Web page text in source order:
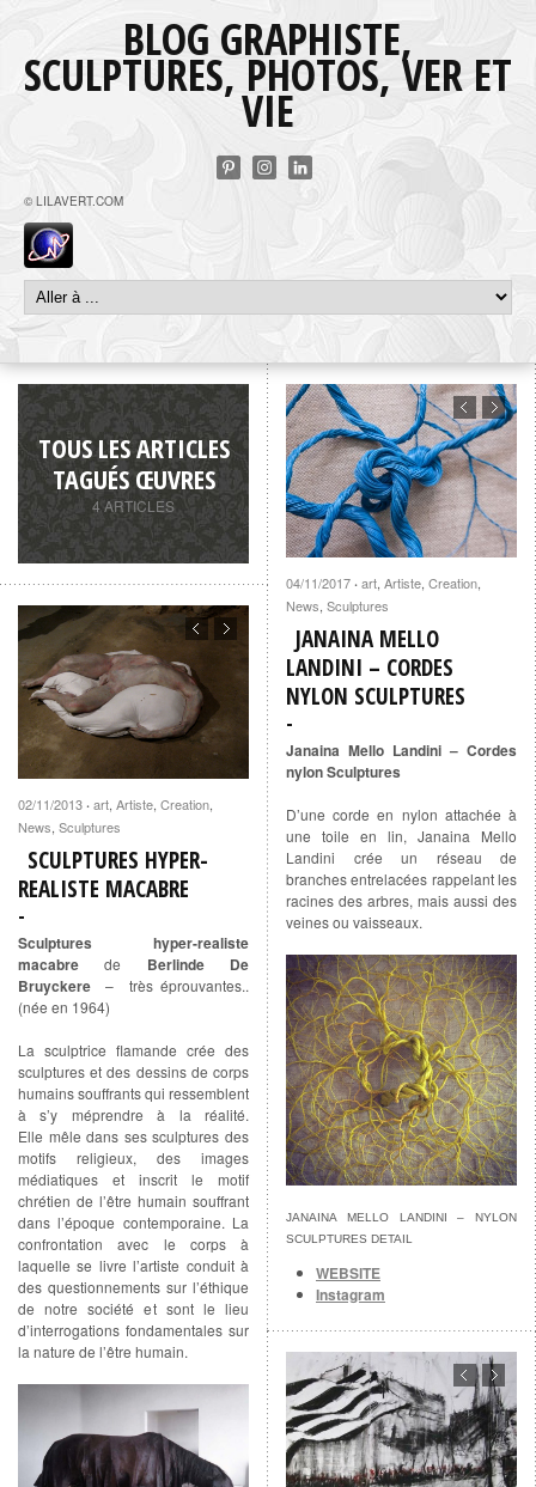
BLOG GRAPHISTE,
SCULPTURES, PHOTOS, VER ET
VIE
© LILAVERT.COM
TOUS LES ARTICLES
TAGUÉS ŒUVRES
4 ARTICLES
04/11/2017 · art, Artiste, Creation,
News, Sculptures
JANAINA MELLO
LANDINI – CORDES
NYLON SCULPTURES
Janaina Mello Landini – Cordes
nylon Sculptures
D’une corde en nylon attachée à
une toile en lin, Janaina Mello
Landini crée un réseau de
branches entrelacées rappelant les
racines des arbres, mais aussi des
veines ou vaisseaux.
JANAINA MELLO LANDINI – NYLON
SCULPTURES DETAIL
WEBSITE
Instagram
02/11/2013 · art, Artiste, Creation,
News, Sculptures
SCULPTURES HYPER-
REALISTE MACABRE
Sculptures hyper-realiste
macabre de Berlinde De
Bruyckere
–
très éprouvantes..
(née en 1964)
La sculptrice flamande crée des
sculptures et des dessins de corps
humains souffrants qui ressemblent
à s’y méprendre à la réalité.
Elle mêle dans ses sculptures des
motifs religieux, des images
médiatiques et inscrit le motif
chrétien de l’être humain souffrant
dans l’époque contemporaine. La
confrontation avec le corps à
laquelle se livre l’artiste conduit à
des questionnements sur l’éthique
de notre société et sont le lieu
d’interrogations fondamentales sur
la nature de l’être humain.